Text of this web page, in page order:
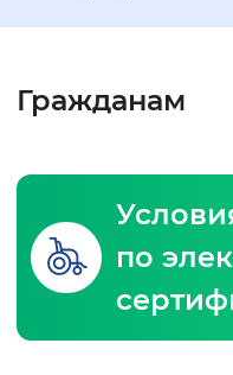
Настройка
Гражданам
по